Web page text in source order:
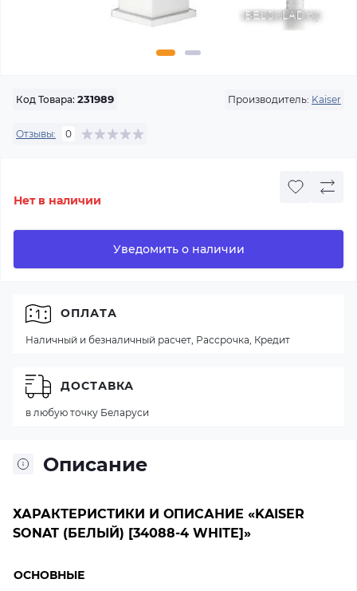
Код Товара: 231989 Производитель: Kaiser
Отзывы: 0
Нет в наличии
Уведомить о наличии
Описание
ХАРАКТЕРИСТИКИ И ОПИСАНИЕ «KAISER
SONAT (БЕЛЫЙ) [34088-4 WHITE]»
ОСНОВНЫЕ
ОПЛАТА
Наличный и безналичный расчет, Рассрочка, Кредит
ДОСТАВКА
в любую точку Беларуси